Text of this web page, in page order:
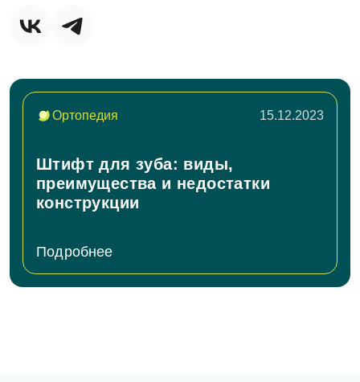
Ортопедия 15.12.2023
Штифт для зуба: виды,
преимущества и недостатки
конструкции
Подробнее